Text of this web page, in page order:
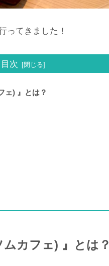
ってきました！
目次
ェ) 』とは？
カフェ) 』とは？